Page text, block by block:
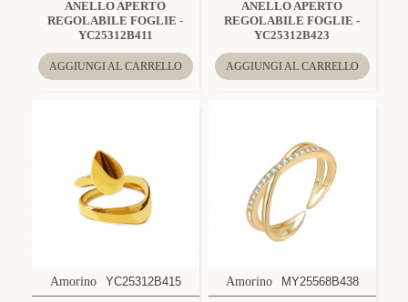
ANELLO APERTO
REGOLABILE FOGLIE -
YC25312B411
AGGIUNGI AL CARRELLO
ANELLO APERTO
REGOLABILE FOGLIE -
YC25312B423
AGGIUNGI AL CARRELLO
Amorino YC25312B415 Amorino MY25568B438